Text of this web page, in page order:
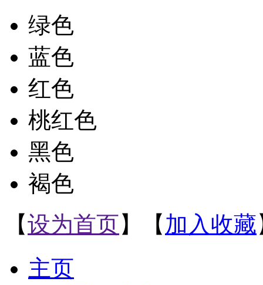
绿色
蓝色
红色
桃红色
黑色
褐色
【设为首页】【 加入收藏
主页